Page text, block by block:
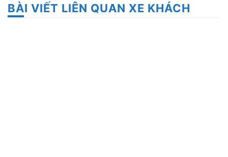
BÀI VIẾT LIÊN QUAN XE KHÁCH